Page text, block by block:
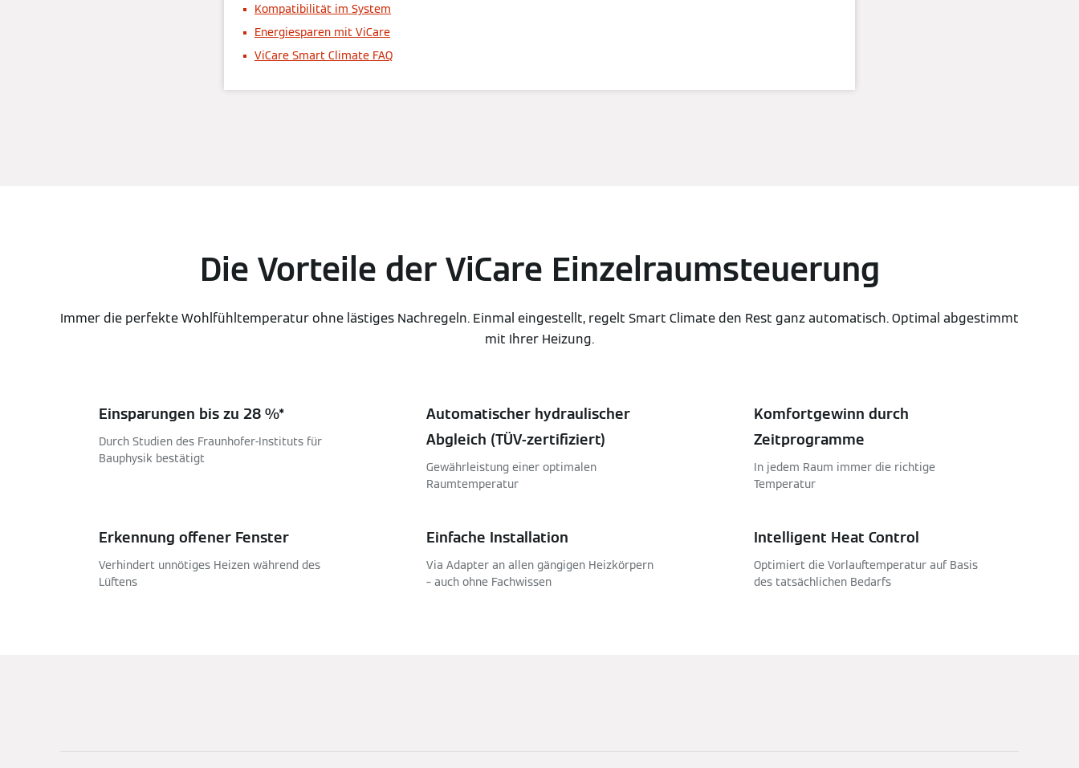
Kompatibilität im System
Energiesparen mit ViCare
ViCare Smart Climate FAQ
Die Vorteile der ViCare Einzelraumsteuerung
Immer die perfekte Wohlfühltemperatur ohne lästiges Nachregeln. Einmal eingestellt, regelt Smart Climate den Rest ganz automatisch. Optimal abgestimmt
mit Ihrer Heizung.
Einsparungen bis zu 28 %*
Durch Studien des Fraunhofer-Instituts für
Bauphysik bestätigt
Automatischer hydraulischer
Abgleich (TÜV-zertifiziert)
Gewährleistung einer optimalen
Raumtemperatur
Komfortgewinn durch
Zeitprogramme
In jedem Raum immer die richtige
Temperatur
Erkennung offener Fenster
Verhindert unnötiges Heizen während des
Lüftens
Einfache Installation
Via Adapter an allen gängigen Heizkörpern
– auch ohne Fachwissen
Intelligent Heat Control
Optimiert die Vorlauftemperatur auf Basis
des tatsächlichen Bedarfs